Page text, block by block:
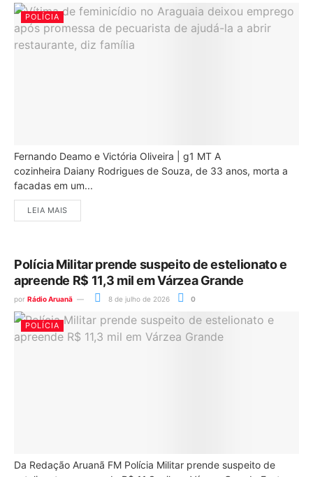
POLÍCIA
Fernando Deamo e Victória Oliveira | g1 MT A
cozinheira Daiany Rodrigues de Souza, de 33 anos, morta a
facadas em um...
LEIA MAIS
Polícia Militar prende suspeito de estelionato e
apreende R$ 11,3 mil em Várzea Grande
por Rádio Aruanã 8 de julho de 2026 0
POLÍCIA
Da Redação Aruanã FM Polícia Militar prende suspeito de